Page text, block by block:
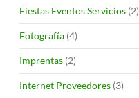
Fiestas Eventos Servicios (2)
Fotografía (4)
Imprentas (2)
Internet Proveedores (3)